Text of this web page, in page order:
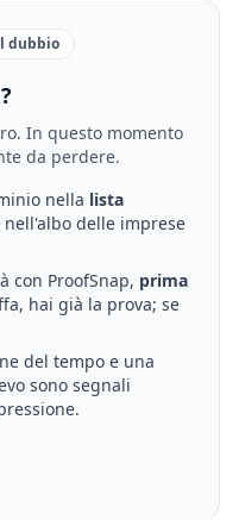
dubbio
In questo momento
da perdere.
nella lista
nell'albo delle imprese
con ProofSnap, prima
hai già la prova; se
del tempo e una
sono segnali